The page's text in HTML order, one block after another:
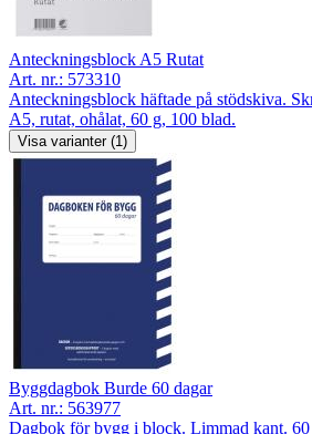
Anteckningsblock A5 Rutat
Art. nr.: 573310
Anteckningsblock häftade på stödskiva.
A5, rutat, ohålat, 60 g, 100 blad.
Visa varianter (1)
Byggdagbok Burde 60 dagar
Art. nr.: 563977
Dagbok för bygg i block. Limmad kant. 60